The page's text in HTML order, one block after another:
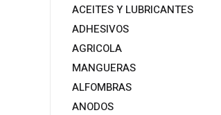
ACEITES Y LUBRICANTES
ADHESIVOS
AGRICOLA
MANGUERAS
ALFOMBRAS
ANODOS